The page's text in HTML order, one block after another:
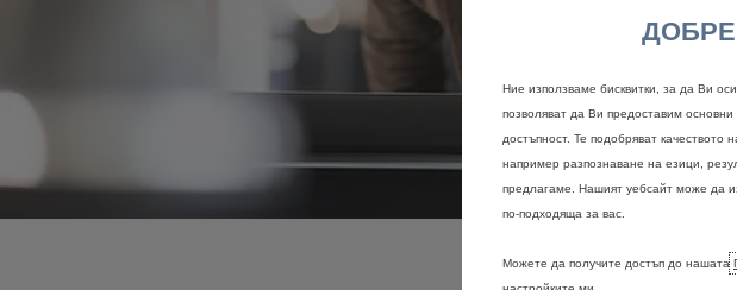
ДОБРЕ
Ние използваме бисквитки, за да Ви
позволяват да Ви предоставим
достъпност. Те подобряват качеството
например разпознаване на езици,
предлагаме. Нашият уебсайт може да
по-подходяща за вас.
Можете да получите достъп до нашата